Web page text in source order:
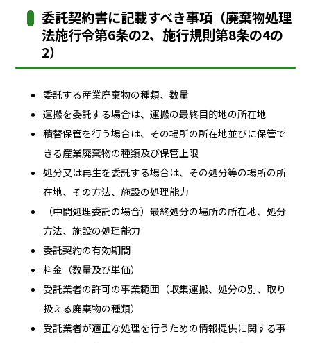
委託契約書に記載すべき事項（廃棄物処理
法施行令第6条の2、施行規則第8条の4の
2）
委託する産業廃棄物の種類、数量
運搬を委託する場合は、運搬の最終目的地の所在地
積替保管を行う場合は、その場所の所在地並びに保管で
きる産業廃棄物の種類及び保管上限
処分又は再生を委託する場合は、その処分等の場所の所
在地、その方法、施設の処理能力
（中間処理委託の場合）最終処分の場所の所在地、処分
方法、施設の処理能力
委託契約の有効期間
料金（数量及び単価）
受託業者の許可の事業範囲（収集運搬、処分の別、取り
扱える廃棄物の種類）
受託業者が適正な処理を行うための情報提供に関する事